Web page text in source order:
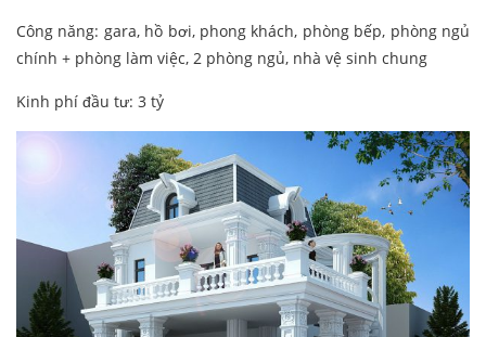
Công năng: gara, hồ bơi, phong khách, phòng bếp, phòng ngủ
chính + phòng làm việc, 2 phòng ngủ, nhà vệ sinh chung
Kinh phí đầu tư: 3 tỷ